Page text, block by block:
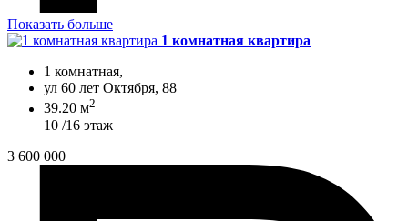
Показать больше
1 комнатная квартира
1 комнатная,
ул 60 лет Октября, 88
39.20 м2
10 /16 этаж
3 600 000